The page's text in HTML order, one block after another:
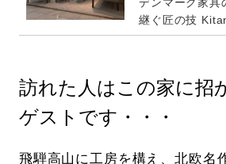
継ぐ匠の技
ルーム 【前編
訪れた人はこの家に招
ゲストです・・・
飛騨高山に工房を構え、北欧名